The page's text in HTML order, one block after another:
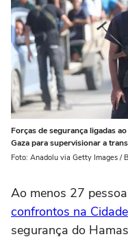
Forças de segurança ligadas
Gaza para supervisionar a
Foto: Anadolu via Getty Images /
Ao menos 27
confrontos na
segurança do